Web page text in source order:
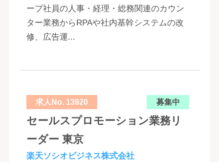
ープ社員の人事・経理・総務関連のカウン
ター業務からRPAや社内基幹システムの改
修、広告運...
求人No. 13920 募集中
セールスプロモーション業務リ
ーダー 東京
楽天ソシオビジネス株式会社